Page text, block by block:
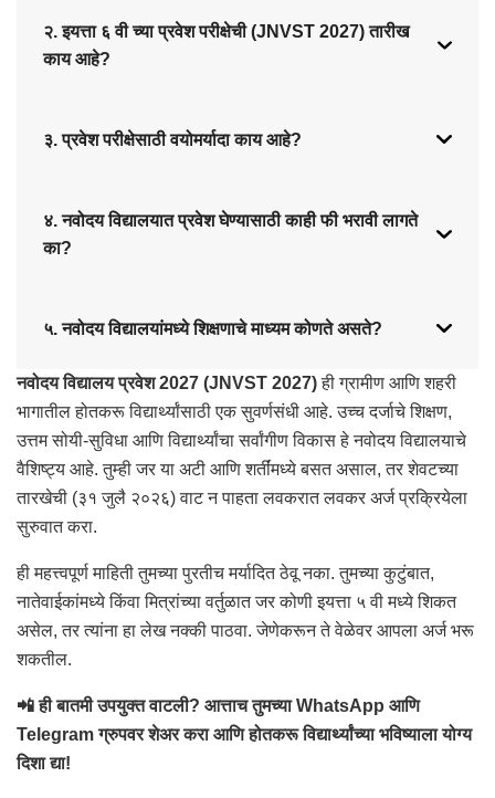
२. इयत्ता ६ वी च्या प्रवेश परीक्षेची (JNVST 2027) तारीख
काय आहे?
३. प्रवेश परीक्षेसाठी वयोमर्यादा काय आहे?
४. नवोदय विद्यालयात प्रवेश घेण्यासाठी काही फी भरावी लागते
का?
५. नवोदय विद्यालयांमध्ये शिक्षणाचे माध्यम कोणते असते?
नवोदय विद्यालय प्रवेश 2027 (JNVST 2027)ही ग्रामीण आणि शहरी
भागातील होतकरू विद्यार्थ्यांसाठी एक सुवर्णसंधी आहे. उच्च दर्जाचे शिक्षण,
उत्तम सोयी-सुविधा आणि विद्यार्थ्यांचा सर्वांगीण विकास हे नवोदय विद्यालयाचे
वैशिष्ट्य आहे. तुम्ही जर या अटी आणि शर्तींमध्ये बसत असाल, तर शेवटच्या
तारखेची (३१ जुलै २०२६) वाट न पाहता लवकरात लवकर अर्ज प्रक्रियेला
सुरुवात करा.
ही महत्त्वपूर्ण माहिती तुमच्या पुरतीच मर्यादित ठेवू नका. तुमच्या कुटुंबात,
नातेवाईकांमध्ये किंवा मित्रांच्या वर्तुळात जर कोणी इयत्ता ५ वी मध्ये शिकत
असेल, तर त्यांना हा लेख नक्की पाठवा. जेणेकरून ते वेळेवर आपला अर्ज भरू
शकतील.
📲 ही बातमी उपयुक्त वाटली? आत्ताच तुमच्या WhatsApp आणि
Telegram ग्रुपवर शेअर करा आणि होतकरू विद्यार्थ्यांच्या भविष्याला योग्य
दिशा द्या!